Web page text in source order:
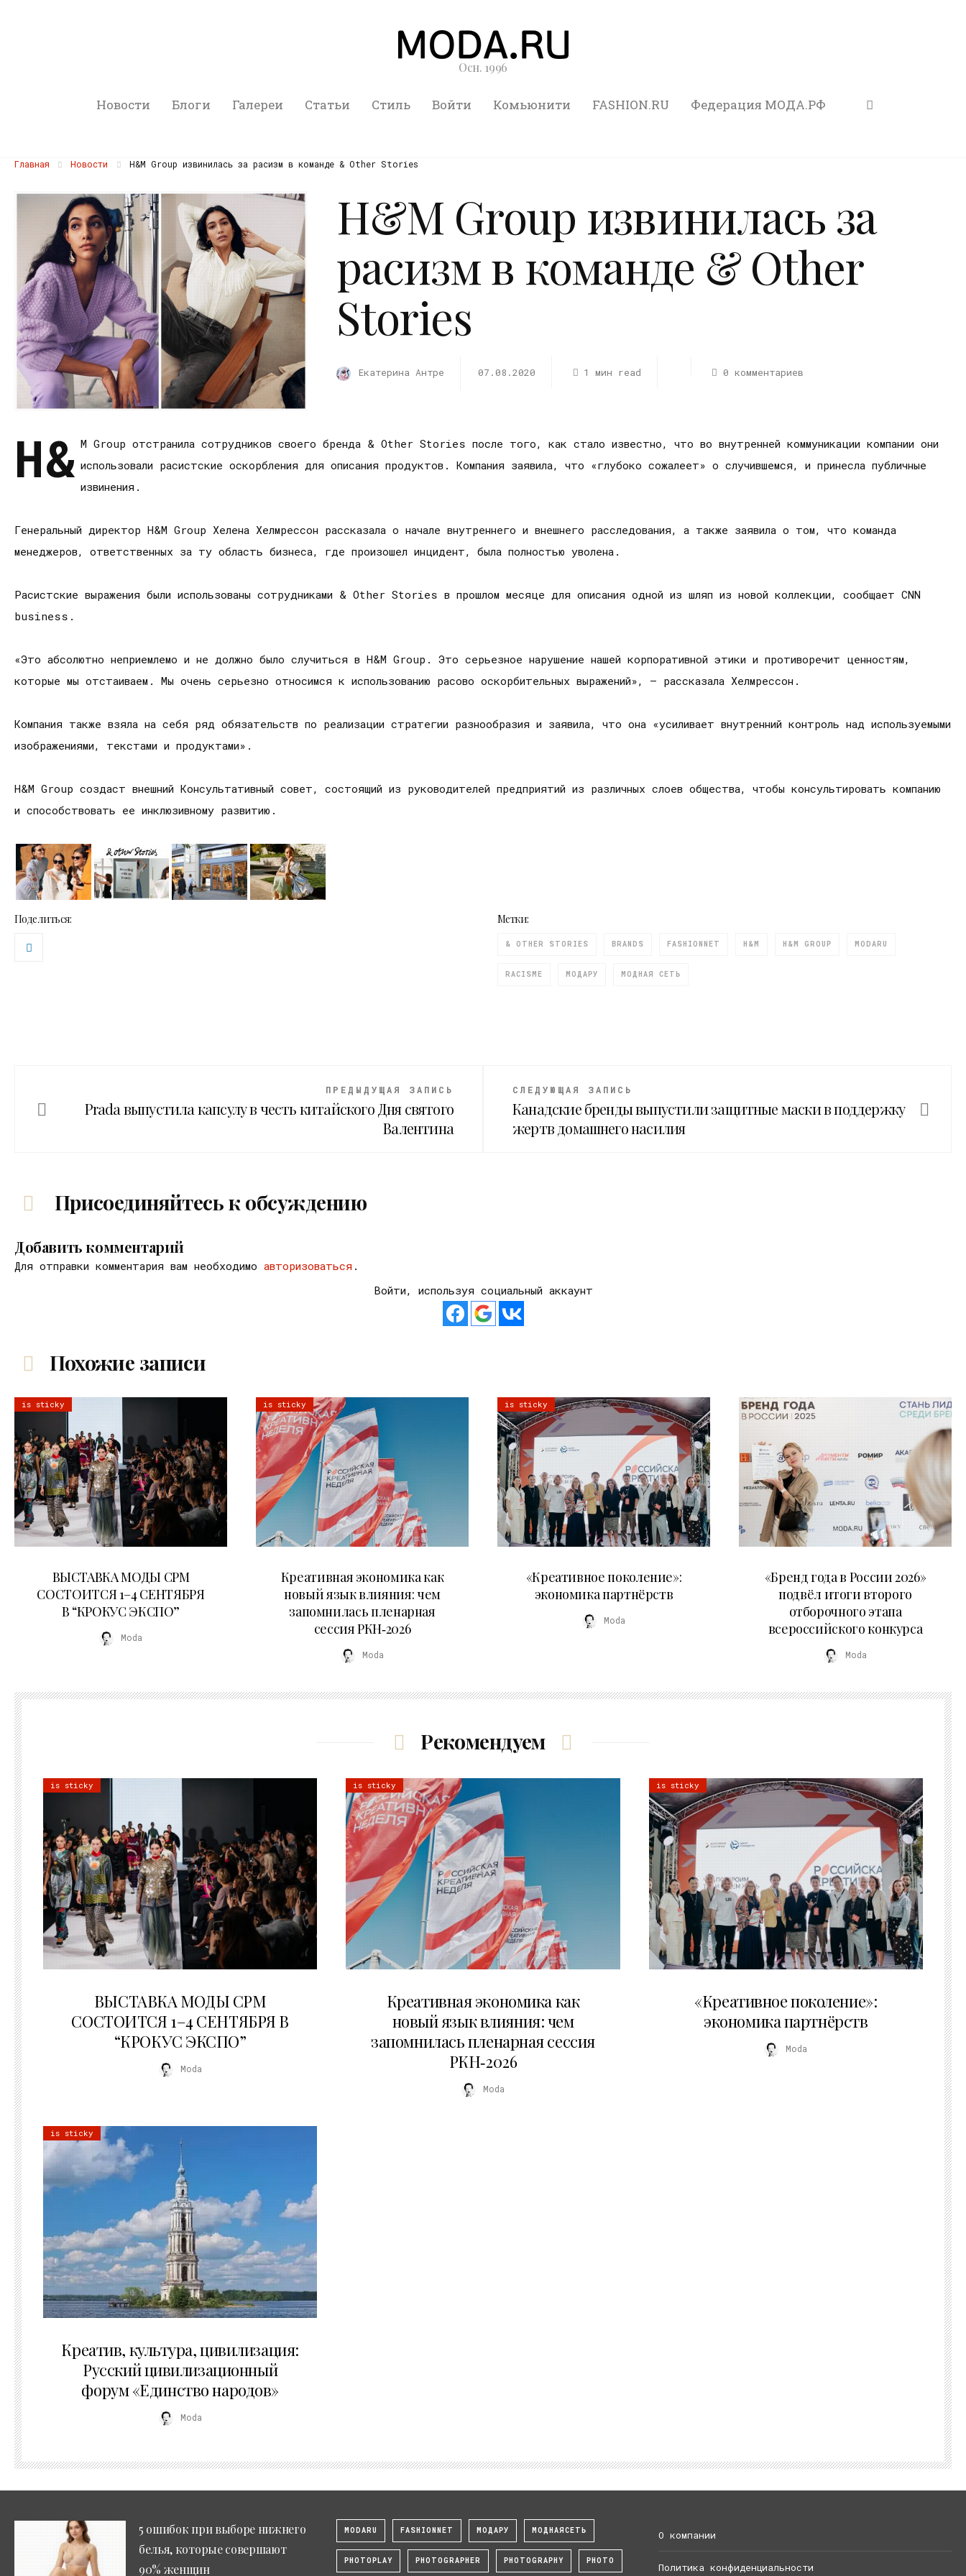
Осн. 1996
Новости Блоги Галереи Статьи Стиль Войти Комьюнити FASHION.RU Федерация МОДА.РФ
Главная Новости H&M Group извинилась за расизм в команде & Other Stories
H&M Group извинилась за
расизм в команде & Other
Stories
Екатерина Антре 07.08.2020 1 мин read 0 комментариев
H& M Group отстранила сотрудников своего бренда & Other Stories после того, как стало известно, что во внутренней коммуникации компании они
использовали расистские оскорбления для описания продуктов. Компания заявила, что «глубоко сожалеет» о случившемся, и принесла публичные
извинения.
Генеральный директор H&M Group Хелена Хелмрессон рассказала о начале внутреннего и внешнего расследования, а также заявила о том, что команда
менеджеров, ответственных за ту область бизнеса, где произошел инцидент, была полностью уволена.
Расистские выражения были использованы сотрудниками & Other Stories в прошлом месяце для описания одной из шляп из новой коллекции, сообщает CNN
business.
«Это абсолютно неприемлемо и не должно было случиться в H&M Group. Это серьезное нарушение нашей корпоративной этики и противоречит ценностям,
которые мы отстаиваем. Мы очень серьезно относимся к использованию расово оскорбительных выражений», – рассказала Хелмрессон.
Компания также взяла на себя ряд обязательств по реализации стратегии разнообразия и заявила, что она «усиливает внутренний контроль над используемыми
изображениями, текстами и продуктами».
H&M Group создаст внешний Консультативный совет, состоящий из руководителей предприятий из различных слоев общества, чтобы консультировать компанию
и способствовать ее инклюзивному развитию.
Поделиться: Метки:
& OTHER STORIES BRANDS FASHIONNET H&M H&M GROUP MODARU
RACISME МОДАРУ МОДНАЯ СЕТЬ
ПРЕДЫДУЩАЯ ЗАПИСЬ
Prada выпустила капсулу в честь китайского Дня святого
Валентина
СЛЕДУЮЩАЯ ЗАПИСЬ
Канадские бренды выпустили защитные маски в поддержку
жертв домашнего насилия
Присоединяйтесь к обсуждению
Добавить комментарий
Для отправки комментария вам необходимо авторизоваться .
Войти, используя социальный аккаунт
Похожие записи
is sticky
ВЫСТАВКА МОДЫ CPM
СОСТОИТСЯ 1–4 СЕНТЯБРЯ
В “КРОКУС ЭКСПО”
Moda
is sticky
Креативная экономика как
новый язык влияния: чем
запомнилась пленарная
сессия РКН‑2026
Moda
is sticky
«Креативное поколение»:
экономика партнёрств
Moda
«Бренд года в России 2026»
подвёл итоги второго
отборочного этапа
всероссийского конкурса
Moda
Рекомендуем
is sticky
ВЫСТАВКА МОДЫ CPM
СОСТОИТСЯ 1–4 СЕНТЯБРЯ В
“КРОКУС ЭКСПО”
Moda
is sticky
Креативная экономика как
новый язык влияния: чем
запомнилась пленарная сессия
РКН‑2026
Moda
is sticky
«Креативное поколение»:
экономика партнёрств
Moda
is sticky
Креатив, культура, цивилизация:
Русский цивилизационный
форум «Единство народов»
Moda
5 ошибок при выборе нижнего
белья, которые совершают
90% женщин
MODARU FASHIONNET МОДАРУ МОДНАЯСЕТЬ
PHOTOPLAY PHOTOGRAPHER PHOTOGRAPHY PHOTO
О компании
Политика конфиденциальности